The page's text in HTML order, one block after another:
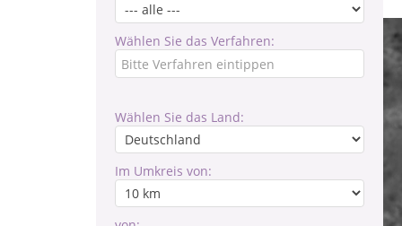
Wählen Sie das Verfahren:
Wählen Sie das Land:
Im Umkreis von: